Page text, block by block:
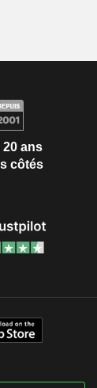
20 ans
côtés